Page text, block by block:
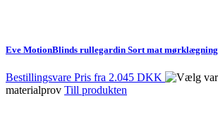
Eve MotionBlinds rullegardin Sort mat mørklægning
Bestillingsvare Pris fra 2.045 DKK
materialprov Till produkten